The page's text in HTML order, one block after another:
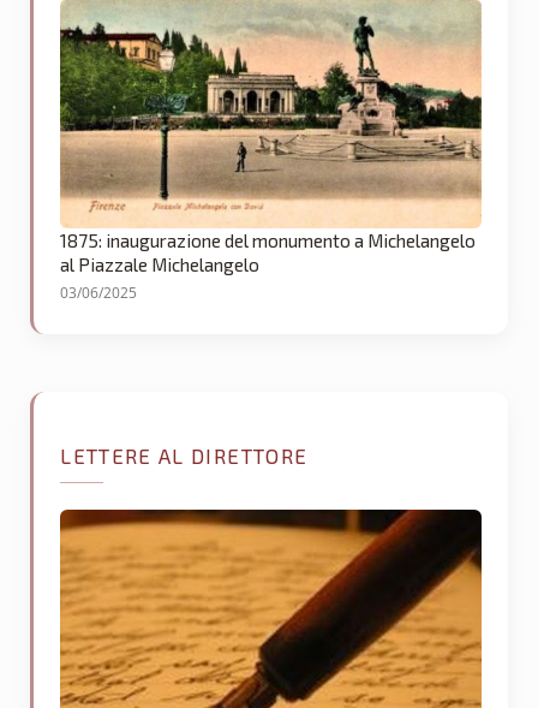
1875: inaugurazione del monumento a Michelangelo
al Piazzale Michelangelo
03/06/2025
LETTERE AL DIRETTORE